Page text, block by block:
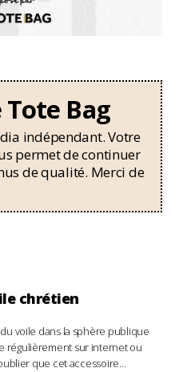
Bag
indépendant. Votre
permet de continuer
de qualité. Merci de
chrétien
voile dans la sphère publique
régulièrement sur internet ou
que cet accessoire...